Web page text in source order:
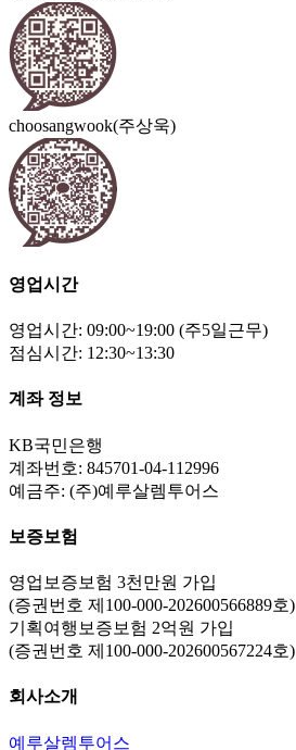
choosangwook(주상욱)
영업시간
영업시간: 09:00~19:00 (주5일근무)
점심시간: 12:30~13:30
계좌 정보
KB국민은행
계좌번호: 845701-04-112996
예금주: (주)예루살렘투어스
보증보험
영업보증보험 3천만원 가입
(증권번호 제100-000-202600566889호)
기획여행보증보험 2억원 가입
(증권번호 제100-000-202600567224호)
회사소개
예루살렘투어스